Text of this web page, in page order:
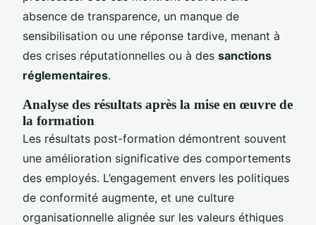
absence de transparence, un manque de
sensibilisation ou une réponse tardive, menant à
des crises réputationnelles ou à des sanctions
réglementaires.
Analyse des résultats après la mise en œuvre de
la formation
Les résultats post-formation démontrent souvent
une amélioration significative des comportements
des employés. L’engagement envers les politiques
de conformité augmente, et une culture
organisationnelle alignée sur les valeurs éthiques